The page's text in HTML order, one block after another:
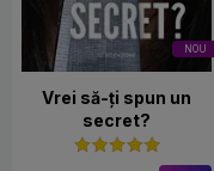
NOU
Vrei să-ți spun un
secret?